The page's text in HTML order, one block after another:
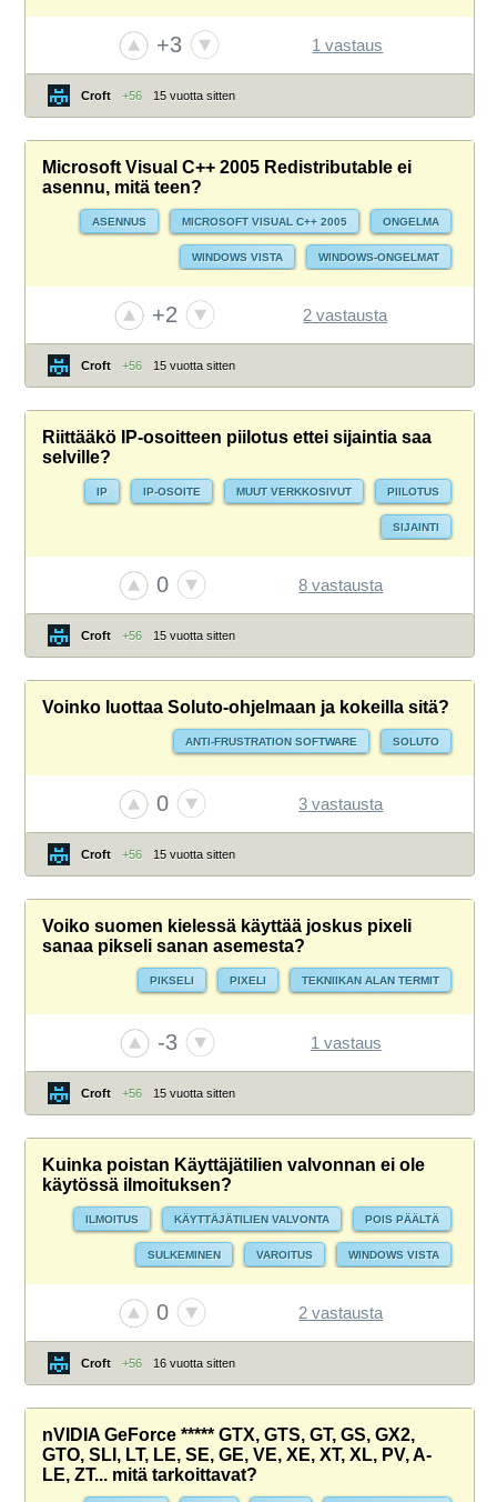
+3 1 vastaus
Croft +56 15 vuotta sitten
Microsoft Visual C++ 2005 Redistributable ei
asennu, mitä teen?
ASENNUS MICROSOFT VISUAL C++ 2005 ONGELMA
WINDOWS VISTA WINDOWS-ONGELMAT
+2 2 vastausta
Croft +56 15 vuotta sitten
Riittääkö IP-osoitteen piilotus ettei sijaintia saa
selville?
IP IP-OSOITE MUUT VERKKOSIVUT PIILOTUS
SIJAINTI
0 8 vastausta
Croft +56 15 vuotta sitten
Voinko luottaa Soluto-ohjelmaan ja kokeilla sitä?
ANTI-FRUSTRATION SOFTWARE SOLUTO
0 3 vastausta
Croft +56 15 vuotta sitten
Voiko suomen kielessä käyttää joskus pixeli
sanaa pikseli sanan asemesta?
PIKSELI PIXELI TEKNIIKAN ALAN TERMIT
-3 1 vastaus
Croft +56 15 vuotta sitten
Kuinka poistan Käyttäjätilien valvonnan ei ole
käytössä ilmoituksen?
ILMOITUS KÄYTTÄJÄTILIEN VALVONTA POIS PÄÄLTÄ
SULKEMINEN VAROITUS WINDOWS VISTA
0 2 vastausta
Croft +56 16 vuotta sitten
nVIDIA GeForce ***** GTX, GTS, GT, GS, GX2,
GTO, SLI, LT, LE, SE, GE, VE, XE, XT, XL, PV, A-
LE, ZT... mitä tarkoittavat?